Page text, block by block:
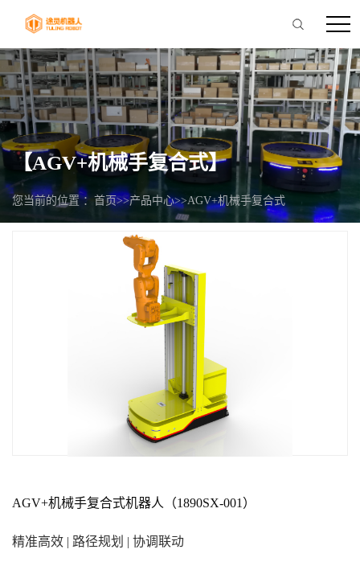
【AGV+机械手复合式】
您当前的位置 ： 首页>>产品中心>>AGV+机械手复合式
AGV+机械手复合式机器人（1890SX-001）
精准高效 | 路径规划 | 协调联动